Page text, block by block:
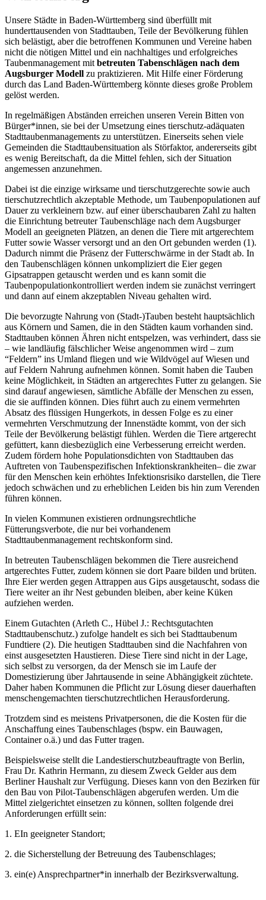
Unsere Städte in Baden-Württemberg sind überfüllt mit
hunderttausenden von Stadttauben, Teile der Bevölkerung fühlen
sich belästigt, aber die betroffenen Kommunen und Vereine haben
nicht die nötigen Mittel und ein nachhaltiges und erfolgreiches
Taubenmanagement mitbetreuten Tabenschlägen nach dem
Augsburger Modell zu praktizieren. Mit Hilfe einer Förderung
durch das Land Baden-Württemberg könnte dieses große Problem
gelöst werden.
In regelmäßigen Abständen erreichen unseren Verein Bitten von
Bürger*innen, sie bei der Umsetzung eines tierschutz-adäquaten
Stadttaubenmanagements zu unterstützen. Einerseits sehen viele
Gemeinden die Stadttaubensituation als Störfaktor, andererseits gibt
es wenig Bereitschaft, da die Mittel fehlen, sich der Situation
angemessen anzunehmen.
Dabei ist die einzige wirksame und tierschutzgerechte sowie auch
tierschutzrechtlich akzeptable Methode, um Taubenpopulationen auf
Dauer zu verkleinern bzw. auf einer überschaubaren Zahl zu halten
die Einrichtung betreuter Taubenschläge nach dem Augsburger
Modell an geeigneten Plätzen, an denen die Tiere mit artgerechtem
Futter sowie Wasser versorgt und an den Ort gebunden werden (1).
Dadurch nimmt die Präsenz der Futterschwärme in der Stadt ab. In
den Taubenschlägen können unkompliziert die Eier gegen
Gipsatrappen getauscht werden und es kann somit die
Taubenpopulationkontrolliert werden indem sie zunächst verringert
und dann auf einem akzeptablen Niveau gehalten wird.
Die bevorzugte Nahrung von (Stadt-)Tauben besteht hauptsächlich
aus Körnern und Samen, die in den Städten kaum vorhanden sind.
Stadttauben können Ähren nicht entspelzen, was verhindert, dass sie
– wie landläufig fälschlicher Weise angenommen wird – zum
“Feldern” ins Umland fliegen und wie Wildvögel auf Wiesen und
auf Feldern Nahrung aufnehmen können. Somit haben die Tauben
keine Möglichkeit, in Städten an artgerechtes Futter zu gelangen. Sie
sind darauf angewiesen, sämtliche Abfälle der Menschen zu essen,
die sie auffinden können. Dies führt auch zu einem vermehrten
Absatz des flüssigen Hungerkots, in dessen Folge es zu einer
vermehrten Verschmutzung der Innenstädte kommt, von der sich
Teile der Bevölkerung belästigt fühlen. Werden die Tiere artgerecht
gefüttert, kann diesbezüglich eine Verbesserung erreicht werden.
Zudem fördern hohe Populationsdichten von Stadttauben das
Auftreten von Taubenspezifischen Infektionskrankheiten– die zwar
für den Menschen kein erhöhtes Infektionsrisiko darstellen, die Tiere
jedoch schwächen und zu erheblichen Leiden bis hin zum Verenden
führen können.
In vielen Kommunen existieren ordnungsrechtliche
Fütterungsverbote, die nur bei vorhandenem
Stadttaubenmanagement rechtskonform sind.
In betreuten Taubenschlägen bekommen die Tiere ausreichend
artgerechtes Futter, zudem können sie dort Paare bilden und brüten.
Ihre Eier werden gegen Attrappen aus Gips ausgetauscht, sodass die
Tiere weiter an ihr Nest gebunden bleiben, aber keine Küken
aufziehen werden.
Einem Gutachten (Arleth C., Hübel J.: Rechtsgutachten
Stadttaubenschutz.) zufolge handelt es sich bei Stadttaubenum
Fundtiere (2). Die heutigen Stadttauben sind die Nachfahren von
einst ausgesetzten Haustieren. Diese Tiere sind nicht in der Lage,
sich selbst zu versorgen, da der Mensch sie im Laufe der
Domestizierung über Jahrtausende in seine Abhängigkeit züchtete.
Daher haben Kommunen die Pflicht zur Lösung dieser dauerhaften
menschengemachten tierschutzrechtlichen Herausforderung.
Trotzdem sind es meistens Privatpersonen, die die Kosten für die
Anschaffung eines Taubenschlages (bspw. ein Bauwagen,
Container o.ä.) und das Futter tragen.
Beispielsweise stellt die Landestierschutzbeauftragte von Berlin,
Frau Dr. Kathrin Hermann, zu diesem Zweck Gelder aus dem
Berliner Haushalt zur Verfügung. Dieses kann von den Bezirken für
den Bau von Pilot-Taubenschlägen abgerufen werden. Um die
Mittel zielgerichtet einsetzen zu können, sollten folgende drei
Anforderungen erfüllt sein:
1. EIn geeigneter Standort;
2. die Sicherstellung der Betreuung des Taubenschlages;
3. ein(e) Ansprechpartner*in innerhalb der Bezirksverwaltung.